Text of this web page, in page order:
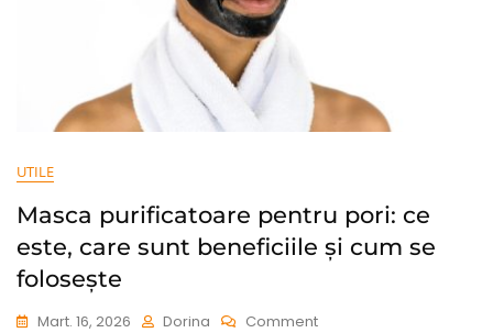
UTILE
Masca purificatoare pentru pori: ce
este, care sunt beneficiile și cum se
folosește
Mart. 16, 2026 Dorina CommentOn